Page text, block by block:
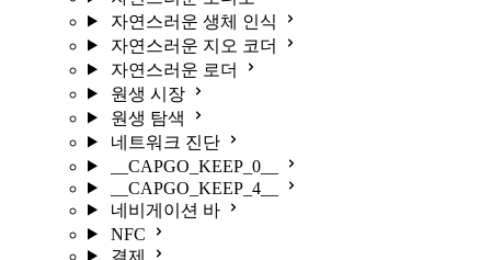
자연스러운 생체 인식
자연스러운 지오 코더
자연스러운 로더
원생 시장
원생 탐색
네트워크 진단
__CAPGO_KEEP_0__
__CAPGO_KEEP_4__
네비게이션 바
NFC
결제